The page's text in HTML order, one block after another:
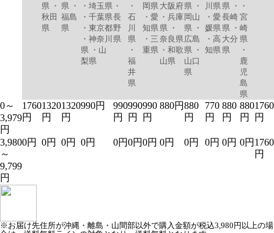
県 ・
秋田
県
県 ・
福島
県
・埼玉県
・千葉県
・東京都
・神奈川
県 ・山
梨県
・
長
野
県
・
石
川
県
・
福
井
県
岡県
・愛
知県
・三
重県
大阪府
・兵庫
県 ・
奈良県
・和歌
山県
県 ・
岡山
県 ・
広島
県 ・
山口
県
川県
・愛
媛県
・高
知県
県 ・
長崎
県 ・
大分
県
・
宮
崎
県
・
鹿
児
島
県
0～
3,979
円
1760
円
1320
円
1320
円
990円
990
円
990
円
990
円
880円880
円
770
円
880
円
880
円
1760
円
3,980
～
9,799
円
0円 0円 0円 0円 0円0円0円 0円 0円 0円 0円 0円 1760
円
※お届け先住所が沖縄・離島・山間部以外で購入金額が税込3,980円以上の場